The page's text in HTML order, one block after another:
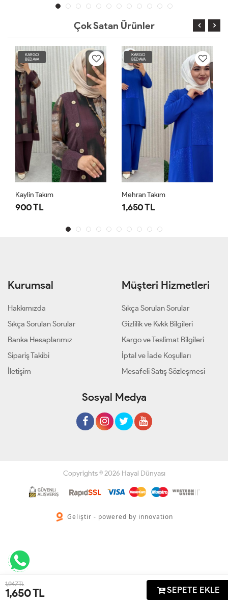
1,947 TL
1,650TL SEPETE EKLE
Çok Satan Ürünler
KARGO
BEDAVA
Kaylin Takım
900 TL
KARGO
BEDAVA
Mehran Takım
1,650 TL
Kurumsal
Hakkımızda
Sıkça Sorulan Sorular
Banka Hesaplarımız
Sipariş Takibi
İletişim
Müşteri Hizmetleri
Sıkça Sorulan Sorular
Gizlilik ve Kvkk Bilgileri
Kargo ve Teslimat Bilgileri
İptal ve İade Koşulları
Mesafeli Satış Sözleşmesi
Sosyal Medya
Copyrights © 2026 Hayal Dünyası
Geliştir - powered by innovation
Anasayfa Sipariş Takibi İletişim